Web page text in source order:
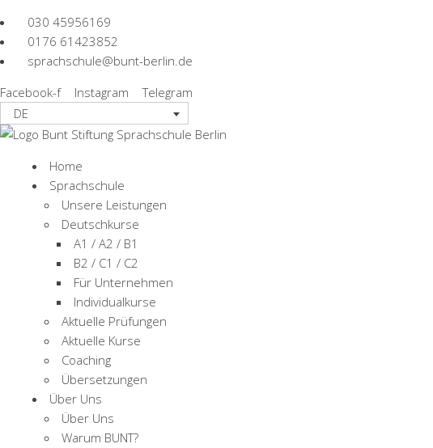
030 45956169
0176 61423852
sprachschule@bunt-berlin.de
Facebook-f
Instagram
Telegram
DE
Home
Sprachschule
Unsere Leistungen
Deutschkurse
A1 / A2 / B1
B2 / C1 / C2
Für Unternehmen
Individualkurse
Aktuelle Prüfungen
Aktuelle Kurse
Coaching
Übersetzungen
Über Uns
Über Uns
Warum BUNT?
Oktober 2022
Home/2022
Aktuelles & Termine –
Übersicht von bevorstehenden Veranstaltungen